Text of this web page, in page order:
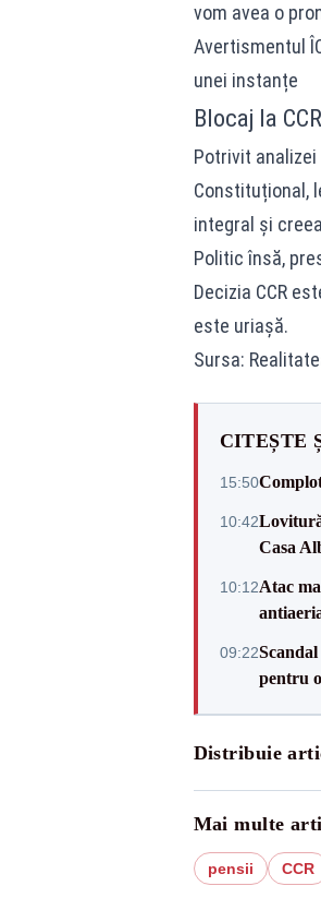
vom avea o
Avertismentul
unei instanțe
Blocaj la
Potrivit
Constituțional,
integral și
Politic însă,
Decizia CCR
este uriașă.
Sursa:
CITEȘTE
15:50
10:42
Casa
10:12Atac
09:22
pentru
Distribuie
Mai multe
pensii CCR